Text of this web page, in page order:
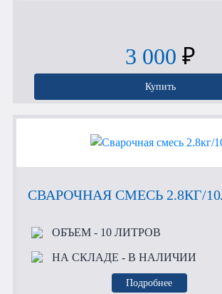
3 000 ₽
Купить
СВАРОЧНАЯ СМЕСЬ 2.8КГ/
ОБЪЕМ- 10 ЛИТРОВ
НА СКЛАДЕ - В НАЛИЧИИ
Подробнее